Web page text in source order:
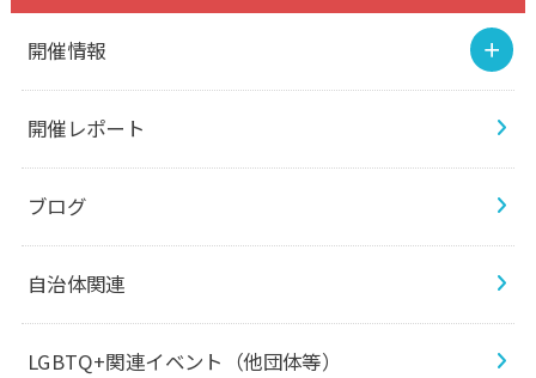
開催情報
開催レポート
ブログ
自治体関連
LGBTQ+関連イベント（他団体等）